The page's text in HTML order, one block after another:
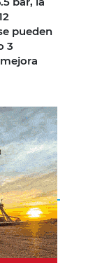
pueden
3